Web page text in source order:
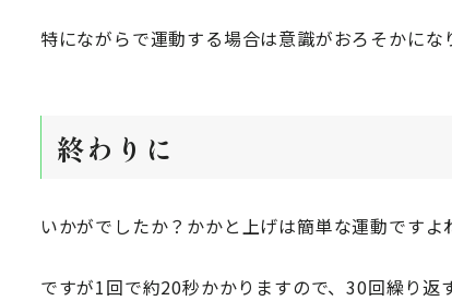
特にながらで運動する場合は意識がおろそかにな
終わりに
いかがでしたか？かかと上げは簡単な運動ですよ
ですが1回で約20秒かかりますので、30回繰り返